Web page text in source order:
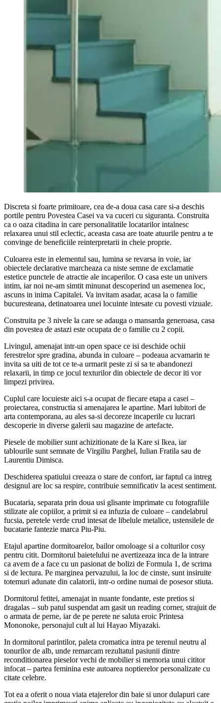
Discreta si foarte primitoare, cea de-a doua casa care si-a deschis
portile pentru Povestea Casei va va cuceri cu siguranta. Construita
ca o oaza citadina in care personalitatile locatarilor intalnesc
relaxarea unui stil eclectic, aceasta casa are toate atuurile pentru a te
convinge de beneficiile reinterpretarii in cheie proprie.
Culoarea este in elementul sau, lumina se revarsa in voie, iar
obiectele declarative marcheaza ca niste semne de exclamatie
estetice punctele de atractie ale incaperilor. O casa este un univers
intim, iar noi ne-am simtit minunat descoperind un asemenea loc,
ascuns in inima Capitalei. Va invitam asadar, acasa la o familie
bucuresteana, detinatoarea unei locuinte intesate cu povesti vizuale.
Construita pe 3 nivele la care se adauga o mansarda generoasa, casa
din povestea de astazi este ocupata de o familie cu 2 copii.
Livingul, amenajat intr-un open space ce isi deschide ochii
ferestrelor spre gradina, abunda in culoare – podeaua acvamarin te
invita sa uiti de tot ce te-a urmarit peste zi si sa te abandonezi
relaxarii, in timp ce jocul texturilor din obiectele de decor iti vor
limpezi privirea.
Cuplul care locuieste aici s-a ocupat de fiecare etapa a casei –
proiectarea, constructia si amenajarea le apartine. Mari iubitori de
arta contemporana, au ales sa-si decoreze incaperile cu lucrari
descoperie in diverse galerii sau magazine de artefacte.
Piesele de mobilier sunt achizitionate de la Kare si Ikea, iar
tablourile sunt semnate de Virgiliu Parghel, Iulian Fratila sau de
Laurentiu Dimisca.
Deschiderea spatiului creeaza o stare de confort, iar faptul ca intreg
designul are loc sa respire, contribuie semnificativ la acest sentiment.
Bucataria, separata prin doua usi glisante imprimate cu fotografiile
stilizate ale copiilor, a primit si ea infuzia de culoare – candelabrul
fucsia, peretele verde crud intesat de libelule metalice, ustensilele de
bucatarie fantezie marca Piu-Piu.
Etajul apartine dormitoarelor, bailor omoloage si a colturilor cosy
pentru citit. Dormitorul baietelului ne avertizeaza inca de la intrare
ca avem de a face cu un pasionat de bolizi de Formula 1, de scrima
si de lectura. Pe marginea pervazului, la loc de cinste, sunt insiruite
totemuri adunate din calatorii, intr-o ordine numai de posesor stiuta.
Dormitorul fetitei, amenajat in nuante fondante, este pretios si
dragalas – sub patul suspendat am gasit un reading corner, strajuit de
o armata de perne, iar de pe perete ne saluta eroic Printesa
Mononoke, personajul cult al lui Hayao Miyazaki.
In dormitorul parintilor, paleta cromatica intra pe terenul neutru al
tonurilor de alb, unde remarcam rezultatul pasiunii dintre
reconditionarea pieselor vechi de mobilier si memoria unui cititor
infocat – partea feminina este autoarea noptierelor personalizate cu
citate celebre.
Tot ea a oferit o noua viata etajerelor din baie si unor dulapuri care